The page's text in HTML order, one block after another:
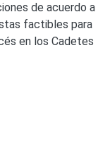
de acuerdo a
factibles para
en los Cadetes